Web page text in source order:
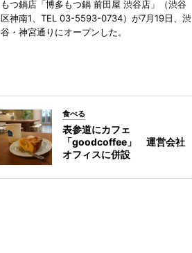
もつ鍋店「博多もつ鍋 前田屋 渋谷店」（渋谷
区神南1、TEL 03-5593-0734）が7月19日、渋
谷・神宮通りにオープンした。
食べる
表参道にカフェ
「goodcoffee」 運営会社
オフィスに併設